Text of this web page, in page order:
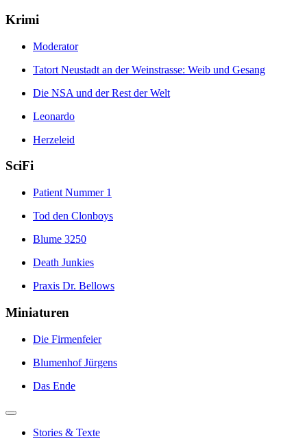
Krimi
Moderator
Tatort Neustadt an der Weinstrasse: Weib und Gesang
Die NSA und der Rest der Welt
Leonardo
Herzeleid
SciFi
Patient Nummer 1
Tod den Clonboys
Blume 3250
Death Junkies
Praxis Dr. Bellows
Miniaturen
Die Firmenfeier
Blumenhof Jürgens
Das Ende
Stories & Texte